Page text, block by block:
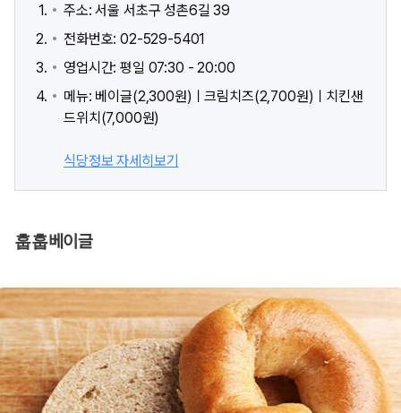
주소: 서울 서초구 성촌6길 39
전화번호: 02-529-5401
영업시간: 평일 07:30 - 20:00
메뉴: 베이글(2,300원)ㅣ크림치즈(2,700원)ㅣ치킨샌
드위치(7,000원)
식당정보 자세히보기
훕훕베이글